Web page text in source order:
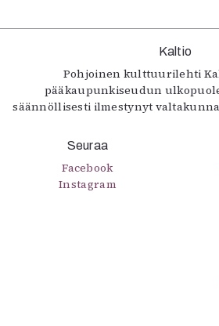
Kaltio
Pohjoinen kulttuurilehti
pääkaupunkiseudun
säännöllisesti ilmestynyt
Seuraa
Facebook
Instagram